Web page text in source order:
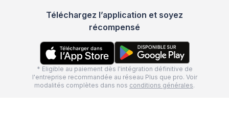
Téléchargez l’application et soyez
récompensé
* Eligible au paiement dès l'intégration définitive de
l'entreprise recommandée au réseau Plus que pro. Voir
modalités complètes dans nos conditions générales.